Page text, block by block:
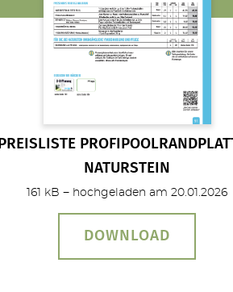
PREISLISTE
NATURSTEIN
161 kB − hochgeladen am 20.01.2026
DOWNLOAD